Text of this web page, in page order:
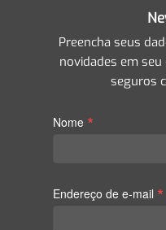
Preencha seus
novidades em
seguros
Nome *
Endereço de e-mail *